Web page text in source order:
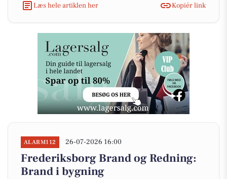
Læs hele artiklen her
Kopiér link
ALARM112 26-07-2026 16:00
Frederiksborg Brand og Redning:
Brand i bygning